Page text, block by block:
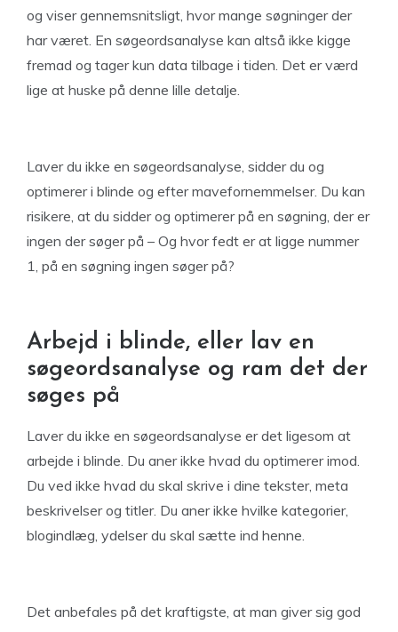
og viser gennemsnitsligt, hvor mange søgninger der
har været. En søgeordsanalyse kan altså ikke kigge
fremad og tager kun data tilbage i tiden. Det er værd
lige at huske på denne lille detalje.
Laver du ikke en søgeordsanalyse, sidder du og
optimerer i blinde og efter mavefornemmelser. Du kan
risikere, at du sidder og optimerer på en søgning, der er
ingen der søger på – Og hvor fedt er at ligge nummer
1, på en søgning ingen søger på?
Arbejd i blinde, eller lav en
søgeordsanalyse og ram det der
søges på
Laver du ikke en søgeordsanalyse er det ligesom at
arbejde i blinde. Du aner ikke hvad du optimerer imod.
Du ved ikke hvad du skal skrive i dine tekster, meta
beskrivelser og titler. Du aner ikke hvilke kategorier,
blogindlæg, ydelser du skal sætte ind henne.
Det anbefales på det kraftigste, at man giver sig god